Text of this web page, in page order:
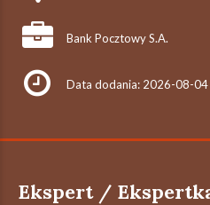
Bank Pocztowy S.A.
Data dodania: 2026-08-04
Ekspert /